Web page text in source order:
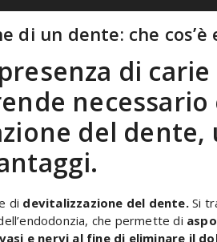
di un dente: che
di
del
di devitalizzazione del dente.Si
che permette di
e nervi al fine di eliminare il